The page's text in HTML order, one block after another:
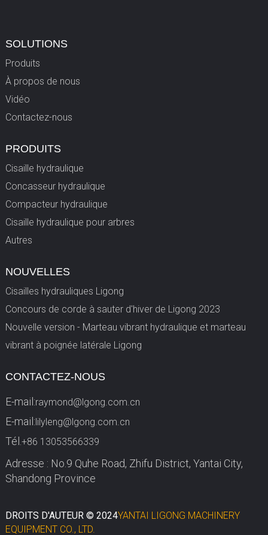
SOLUTIONS
Produits
À propos de nous
Vidéo
Contactez-nous
PRODUITS
Cisaille hydraulique
Concasseur hydraulique
Compacteur hydraulique
Cisaille hydraulique pour arbres
Autres
NOUVELLES
Cisailles hydrauliques Ligong
Concours de corde à sauter d'hiver de Ligong 2023
Nouvelle version - Marteau vibrant hydraulique et marteau
vibrant à poignée latérale Ligong
CONTACTEZ-NOUS
E-mail:raymond@lgong.com.cn
E-mail:lilyleng@lgong.com.cn
Tél. +86 13053566339
Adresse : No.9 Quhe Road, Zhifu District, Yantai City,
Shandong Province
DROITS D'AUTEUR © 2024YANTAI LIGONG MACHINERY
EQUIPMENT CO., LTD.